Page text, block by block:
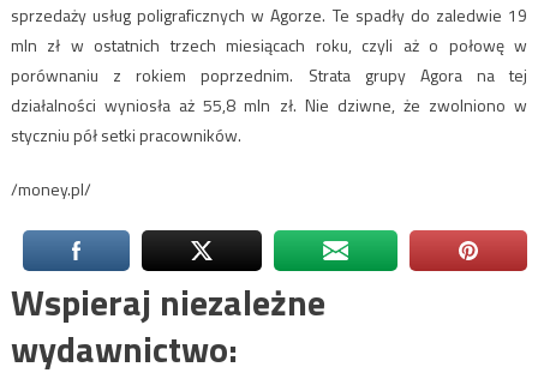
sprzedaży usług poligraficznych w Agorze. Te spadły do zaledwie 19
mln zł w ostatnich trzech miesiącach roku, czyli aż o połowę w
porównaniu z rokiem poprzednim. Strata grupy Agora na tej
działalności wyniosła aż 55,8 mln zł. Nie dziwne, że zwolniono w
styczniu pół setki pracowników.
/money.pl/
Wspieraj niezależne
wydawnictwo: